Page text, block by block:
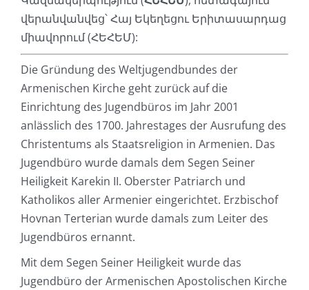
վերանվանվեց՝ Հայ Եկեղեցու Երիտասարդաց
միավորում (ՀԵՀԵՄ):
Die Gründung des Weltjugendbundes der
Armenischen Kirche geht zurück auf die
Einrichtung des Jugendbüros im Jahr 2001
anlässlich des 1700. Jahrestages der Ausrufung des
Christentums als Staatsreligion in Armenien. Das
Jugendbüro wurde damals dem Segen Seiner
Heiligkeit Karekin II. Oberster Patriarch und
Katholikos aller Armenier eingerichtet. Erzbischof
Hovnan Terterian wurde damals zum Leiter des
Jugendbüros ernannt.
Mit dem Segen Seiner Heiligkeit wurde das
Jugendbüro der Armenischen Apostolischen Kirche